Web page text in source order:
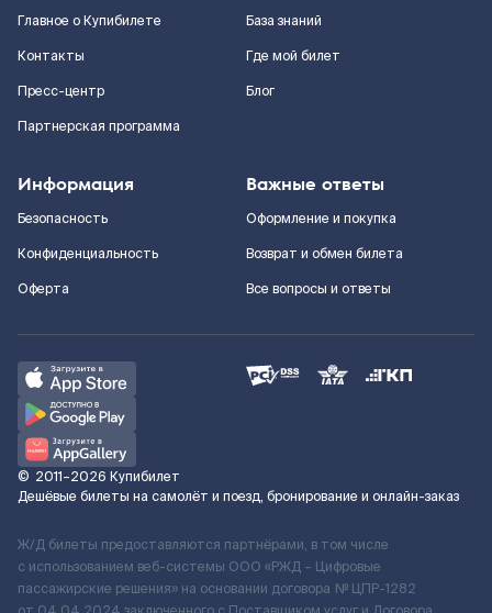
Главное о Купибилете
Контакты
Пресс-центр
Партнерская программа
База знаний
Где мой билет
Блог
Информация
Безопасность
Конфиденциальность
Оферта
Важные ответы
Оформление и покупка
Возврат и обмен билета
Все вопросы и ответы
© 2011–2026 Купибилет
Дешёвые билеты на самолёт и поезд, бронирование и онлайн-заказ
Ж/Д билеты предоставляются партнёрами, в том числе
с использованием веб-системы ООО «РЖД – Цифровые
пассажирские решения» на основании договора № ЦПР-1282